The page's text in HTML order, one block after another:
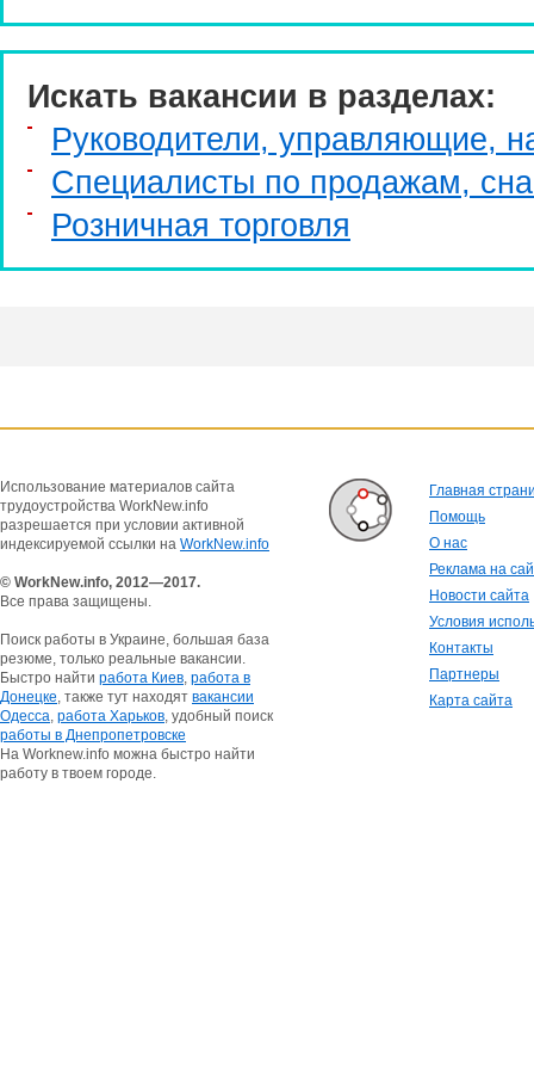
Искать вакансии в разделах:
Руководители, управляющие,
Специалисты по продажам,
Розничная торговля
Использование материалов сайта
трудоустройства WorkNew.info
разрешается при условии активной
индексируемой ссылки на WorkNew.info
© WorkNew.info, 2012—2017.
Все права защищены.
Поиск работы в Украине, большая база
резюме, только реальные вакансии.
Быстро найти работа Киев, работа в
Донецке, также тут находят вакансии
Одесса, работа Харьков, удобный поиск
работы в Днепропетровске
На Worknew.info можна быстро найти
работу в твоем городе.
Главная
Помощь
О нас
Реклама на
Новости сайта
Условия
Контакты
Партнеры
Карта сайта